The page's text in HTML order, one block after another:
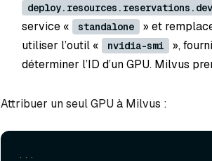
service «
standalone
» et
utiliser l’outil «
nvidia-smi
»,
déterminer l’ID d’un GPU. Milvus
Attribuer un seul GPU à Milvus :
...